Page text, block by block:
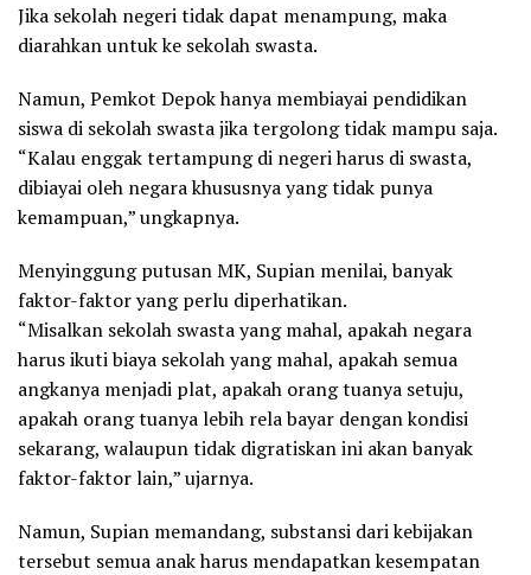
Jika sekolah negeri tidak dapat menampung, maka
diarahkan untuk ke sekolah swasta.
Namun, Pemkot Depok hanya membiayai pendidikan
siswa di sekolah swasta jika tergolong tidak mampu saja.
“Kalau enggak tertampung di negeri harus di swasta,
dibiayai oleh negara khususnya yang tidak punya
kemampuan,” ungkapnya.
Menyinggung putusan MK, Supian menilai, banyak
faktor-faktor yang perlu diperhatikan.
“Misalkan sekolah swasta yang mahal, apakah negara
harus ikuti biaya sekolah yang mahal, apakah semua
angkanya menjadi plat, apakah orang tuanya setuju,
apakah orang tuanya lebih rela bayar dengan kondisi
sekarang, walaupun tidak digratiskan ini akan banyak
faktor-faktor lain,” ujarnya.
Namun, Supian memandang, substansi dari kebijakan
tersebut semua anak harus mendapatkan kesempatan